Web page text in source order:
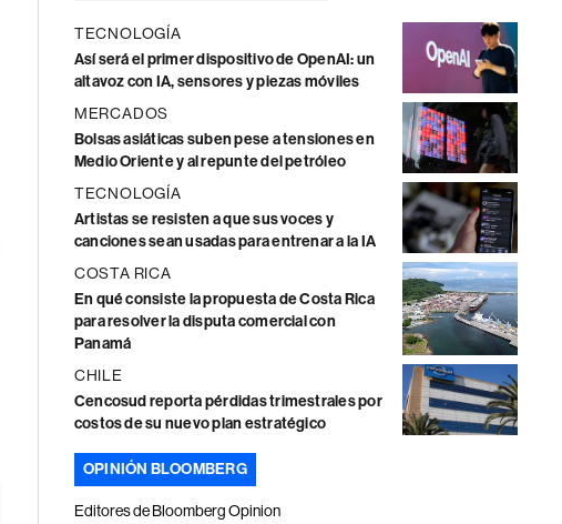
TECNOLOGÍA
Así será el primer dispositivo de OpenAI: un
altavoz con IA, sensores y piezas móviles
MERCADOS
Bolsas asiáticas suben pese a tensiones en
Medio Oriente y al repunte del petróleo
TECNOLOGÍA
Artistas se resisten a que sus voces y
canciones sean usadas para entrenar a la IA
COSTA RICA
En qué consiste la propuesta de Costa Rica
para resolver la disputa comercial con
Panamá
CHILE
Cencosud reporta pérdidas trimestrales por
costos de su nuevo plan estratégico
OPINIÓN BLOOMBERG
Editores de Bloomberg Opinion